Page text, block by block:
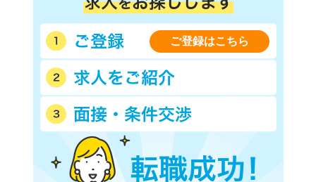
ご登録はこちら